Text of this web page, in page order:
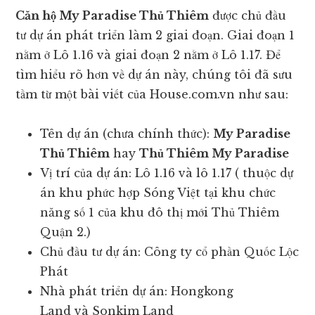
Căn hộ My Paradise Thủ Thiêm được chủ đầu
tư dự án phát triển làm 2 giai đoạn. Giai đoạn 1
nằm ở Lô 1.16 và giai đoạn 2 nằm ở Lô 1.17. Để
tìm hiểu rõ hơn về dự án này, chúng tôi đã sưu
tầm từ một bài viết của House.com.vn như sau:
Tên dự án (chưa chính thức): My Paradise
Thủ Thiêm hayThủ Thiêm My Paradise
Vị trí của dự án: Lô 1.16 và lô 1.17 ( thuộc dự
án khu phức hợp Sóng Việt tại khu chức
năng số 1 của khu đô thị mới Thủ Thiêm
Quận 2.)
Chủ đầu tư dự án: Công ty cổ phần Quốc Lộc
Phát
Nhà phát triển dự án: Hongkong
Land và Sonkim Land